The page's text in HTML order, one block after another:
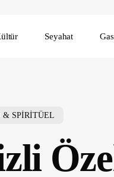
Seyahat
& SPİRİTÜEL